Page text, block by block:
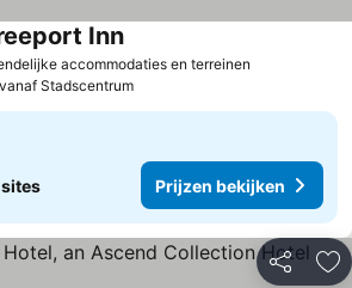
accommodaties en terreinen
Inn
Stadscentrum
Prijzen bekijken
Delen